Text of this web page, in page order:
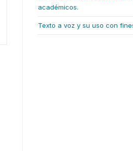
académicos.
Texto a voz y su uso con